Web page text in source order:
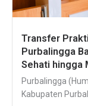
Transfer
Purbalingga
Sehati hingga
Purbalingga
Kabupaten